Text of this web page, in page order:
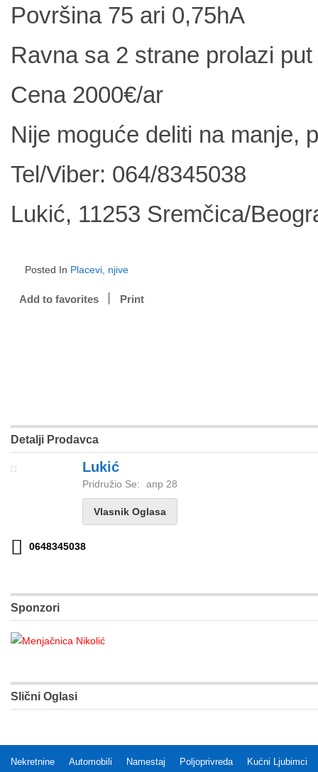
Površina 75 ari 0,75hA
Ravna sa 2 strane prolazi
Cena 2000€/ar
Nije moguće deliti na manje,
Tel/Viber: 064/8345038
Lukić, 11253 Sremčica/
Posted In Placevi, njive
Add to favorites Print
Detalji Prodavca
Lukić
Pridružio Se: апр 28
Vlasnik Oglasa
0648345038
Sponzori
Slični Oglasi
Nekretnine Automobili Namestaj Poljoprivreda Kućni Ljubimci